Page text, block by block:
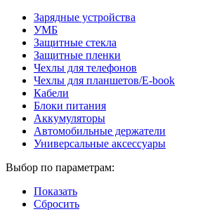
Зарядные устройства
УМБ
Защитные стекла
Защитные пленки
Чехлы для телефонов
Чехлы для планшетов/E-book
Кабели
Блоки питания
Аккумуляторы
Автомобильные держатели
Универсальные аксессуары
Выбор по параметрам:
Показать
Сбросить